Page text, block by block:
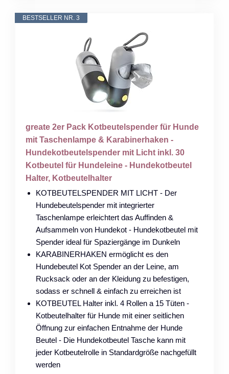
BESTSELLER NR. 3
greate 2er Pack Kotbeutelspender für Hunde
mit Taschenlampe & Karabinerhaken -
Hundekotbeutelspender mit Licht inkl. 30
Kotbeutel für Hundeleine - Hundekotbeutel
Halter, Kotbeutelhalter
KOTBEUTELSPENDER MIT LICHT - Der
Hundebeutelspender mit integrierter
Taschenlampe erleichtert das Auffinden &
Aufsammeln von Hundekot - Hundekotbeutel mit
Spender ideal für Spaziergänge im Dunkeln
KARABINERHAKEN ermöglicht es den
Hundebeutel Kot Spender an der Leine, am
Rucksack oder an der Kleidung zu befestigen,
sodass er schnell & einfach zu erreichen ist
KOTBEUTEL Halter inkl. 4 Rollen a 15 Tüten -
Kotbeutelhalter für Hunde mit einer seitlichen
Öffnung zur einfachen Entnahme der Hunde
Beutel - Die Hundekotbeutel Tasche kann mit
jeder Kotbeutelrolle in Standardgröße nachgefüllt
werden